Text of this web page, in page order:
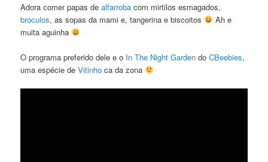
Adora comer papas dealfarroba com mirtilos esmagados,
broculos, as sopas da mami e, tangerina e biscoitos
Ah e
muita aguinha
O programa preferido dele e o In The Night Garden doCBeebies,
uma espécie deVitinho ca da zona